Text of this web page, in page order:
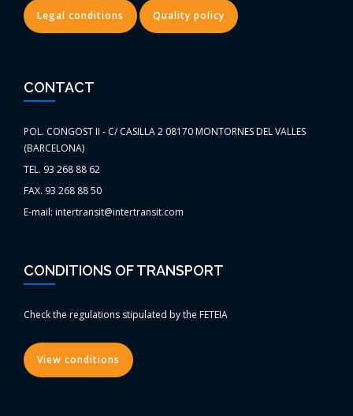
Legal conditions Quality policy
CONTACT
POL. CONGOST II - C/ CASILLA 2 08170 MONTORNES DEL VALLES
(BARCELONA)
TEL. 93 268 88 62
FAX. 93 268 88 50
E-mail: intertransit@intertransit.com
CONDITIONS OF TRANSPORT
Check the regulations stipulated by the FETEIA
View conditions